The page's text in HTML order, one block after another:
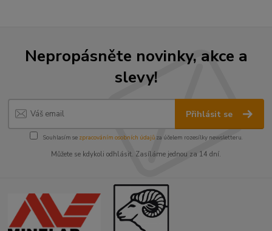
Nepropásněte novinky, akce a
slevy!
Přihlásit se
Souhlasím se zpracováním osobních údajůza účelem rozesílky newsletteru.
Můžete se kdykoli odhlásit. Zasíláme jednou za 14 dní.